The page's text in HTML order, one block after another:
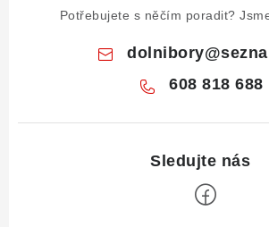
Potřebujete s něčím poradit?
dolnibory@
608 818 688